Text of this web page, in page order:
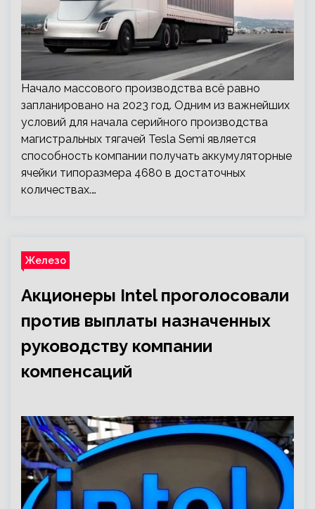
Начало массового производства всё равно
запланировано на 2023 год. Одним из важнейших
условий для начала серийного производства
магистральных тягачей Tesla Semi является
способность компании получать аккумуляторные
ячейки типоразмера 4680 в достаточных
количествах.…
Железо
Акционеры Intel проголосовали
против выплаты назначенных
руководству компании
компенсаций